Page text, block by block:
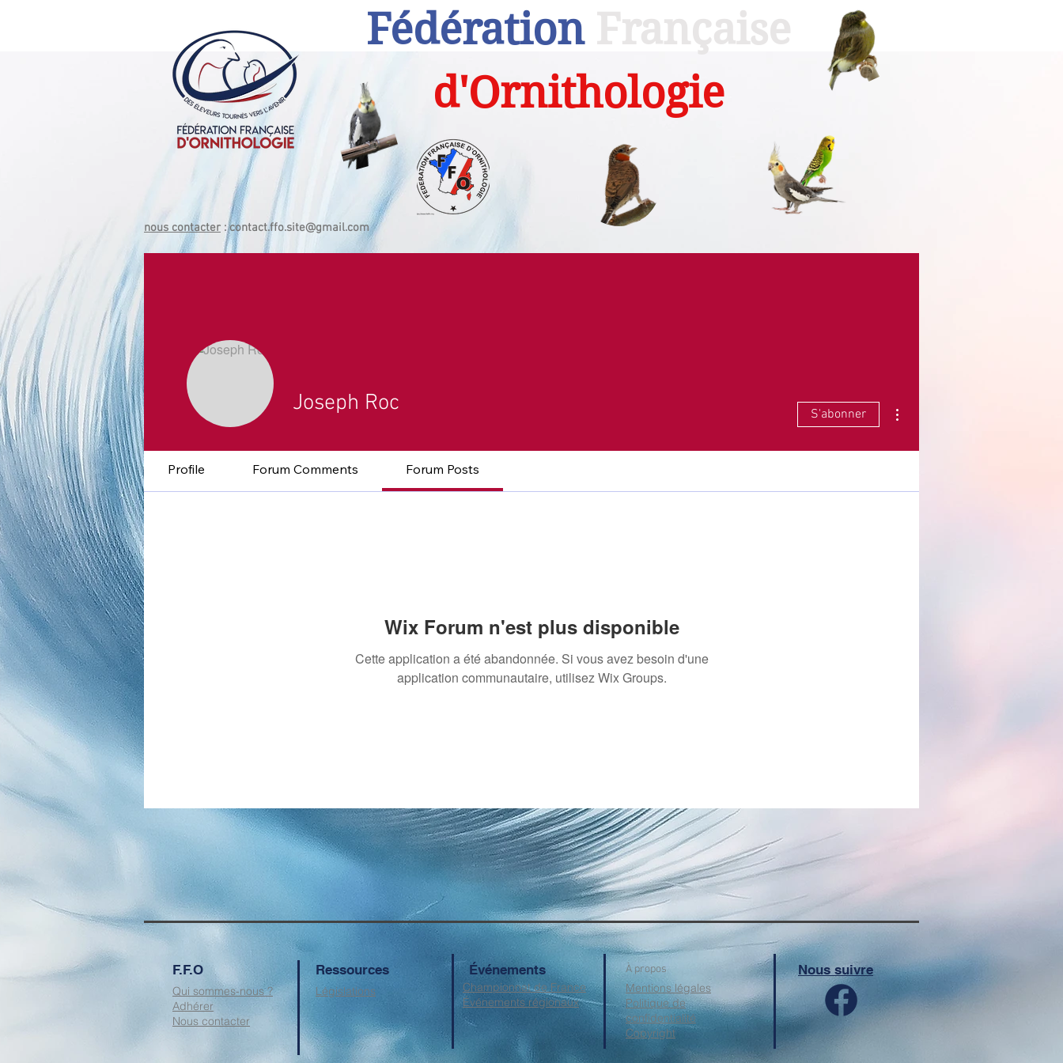
Fédération Française
d'Ornithologie
nous contacter :contact.ffo.site@gmail.com
Joseph Roc S'abonner
Profile Forum Comments Forum Posts
Wix Forum n'est plus disponible
Cette application a été abandonnée. Si vous avez besoin d'une
application communautaire, utilisez Wix Groups.
F.F.O
Qui sommes-nous ?
Adhérer
Nous contacter
Ressources
Législations
Événements
Championnat de France
Événements régionaux
À propos
Mentions légales
Politique de
confidentialité
Copyright
Nous suivre